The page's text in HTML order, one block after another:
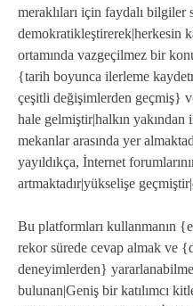
meraklıları için faydalı
demokratikleştirerek|herkesin
ortamında vazgeçilmez bir
{tarih boyunca ilerleme
çeşitli değişimlerden geçmiş}
hale gelmiştir|halkın
mekanlar arasında yer
yayıldıkça, İnternet
artmaktadır|yükselişe
Bu platformları kullanmanın
rekor sürede cevap almak ve
deneyimlerden}
bulunan|Geniş bir katılımcı